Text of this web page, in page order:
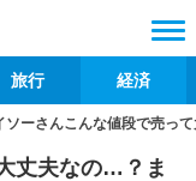
旅行 経済
ソーさんこんな値段で売っ
丈夫なの…？ま